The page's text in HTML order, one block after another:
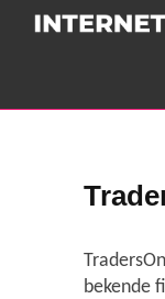
bekende